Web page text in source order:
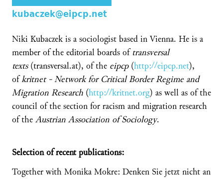
kubaczek@eipcp.net
Niki Kubaczek is a sociologist based in Vienna. He is a
member of the editorial boards oftransversal
texts(transversal.at), of the eipcp(http://eipcp.net),
ofkritnet - Network for Critical Border Regime and
Migration Research (http://kritnet.org) as well as of the
council of the section for racism and migration research
of theAustrian Association of Sociology.
Selection of recent publications:
Together with Monika Mokre: Denken Sie jetzt nicht an